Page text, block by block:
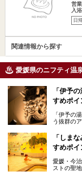
営
入
日
関連情報から探す
愛媛県のニフティ温
「伊予
すめポイ
「伊予の
う抜群の
ナーが訪
浴・食事
も、特に
「しま
すめポイ
愛媛・今
ストの聖